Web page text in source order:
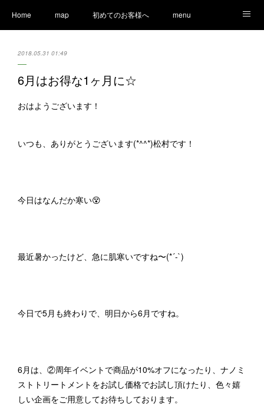
Home map 初めてのお客様へ menu
2018.05.31 01:49
6月はお得な1ヶ月に☆
おはようございます！
いつも、ありがとうございます(*^^*)松村です！
今日はなんだか寒い😵
最近暑かったけど、急に肌寒いですね〜(*´-`)
今日で5月も終わりで、明日から6月ですね。
6月は、②周年イベントで商品が10%オフになったり、ナノミ
ストトリートメントをお試し価格でお試し頂けたり、色々嬉
しい企画をご用意してお待ちしております。